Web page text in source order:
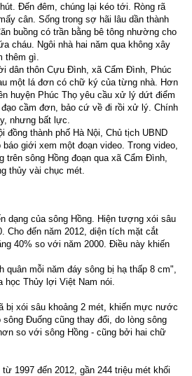
Đến đêm, chúng lại kéo tới. Ròng rã
cân. Sống trong sợ hãi lâu dần thành
buồng có trần bằng bê tông nhường cho
cháu. Ngôi nhà hai năm qua không xây
thêm gì.
dân thôn Cựu Đình, xã Cẩm Đình, Phúc
một lá đơn có chữ ký của từng nhà. Hơn
huyện Phúc Thọ yêu cầu xử lý dứt điểm
cầm đơn, bảo cứ về đi rồi xử lý. Chính
nhưng bất lực.
đồng thành phố Hà Nội, Chủ tịch UBND
giới xem một đoạn video. Trong video,
trên sông Hồng đoạn qua xã Cẩm Đình,
thủy vài chục mét.
dạng của sông Hồng. Hiện tượng xói sâu
Cho đến năm 2012, diện tích mặt cắt
40% so với năm 2000. Điều này khiến
quân mỗi năm đáy sông bị hạ thấp 8 cm",
Thủy lợi Việt Nam nói.
bị xói sâu khoảng 2 mét, khiến mực nước
Đuống cũng thay đổi, do lòng sông
so với sông Hồng - cũng bởi hai chữ
1997 đến 2012, gần 244 triệu mét khối